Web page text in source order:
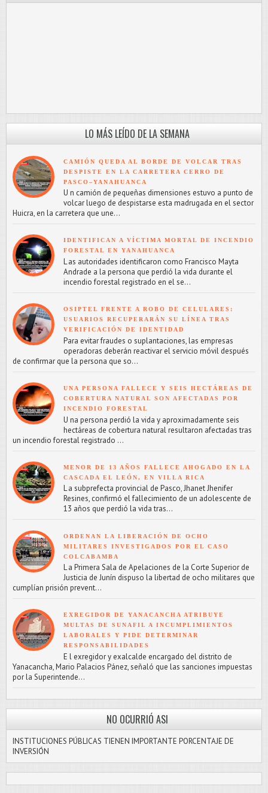
LO MÁS LEÍDO DE LA SEMANA
CAMIÓN QUEDA AL BORDE DE VOLCAR TRAS
DESPISTE EN LA CARRETERA CERRO DE
PASCO–YANAHUANCA
U n camión de pequeñas dimensiones estuvo a punto de
volcar luego de despistarse esta madrugada en el sector
Huicra, en la carretera que une...
IDENTIFICAN A VÍCTIMA MORTAL DE INCENDIO
FORESTAL EN YANAHUANCA
L as autoridades identificaron como Francisco Mayta
Andrade a la persona que perdió la vida durante el
incendio forestal registrado en el se...
OSIPTEL FRENTE A ROBO DE CELULARES:
USUARIOS RECUPERARÁN SU LÍNEA TRAS
VERIFICACIÓN DE IDENTIDAD
Para evitar fraudes o suplantaciones, las empresas
operadoras deberán reactivar el servicio móvil después
de confirmar que la persona que so...
UNA PERSONA FALLECE Y SEIS HECTÁREAS DE
COBERTURA NATURAL SON AFECTADAS POR
INCENDIO FORESTAL
U na persona perdió la vida y aproximadamente seis
hectáreas de cobertura natural resultaron afectadas tras
un incendio forestal registrado ...
MENOR DE 13 AÑOS FALLECE AHOGADO EN LA
CASCADA EL LEÓN, EN VILLA RICA
L a subprefecta provincial de Pasco, Jhanet Jhenifer
Resines, confirmó el fallecimiento de un adolescente de
13 años que perdió la vida tras...
ORDENAN LA LIBERACIÓN DE OCHO
MILITARES INVESTIGADOS POR EL CASO
COLCABAMBA
L a Primera Sala de Apelaciones de la Corte Superior de
Justicia de Junín dispuso la libertad de ocho militares que
cumplían prisión prevent...
EXREGIDOR DE YANACANCHA ATRIBUYE
MULTAS DE SUNAFIL A INCUMPLIMIENTOS
LABORALES Y PIDE DETERMINAR
RESPONSABILIDADES
E l exregidor y exalcalde encargado del distrito de
Yanacancha, Mario Palacios Pánez, señaló que las sanciones impuestas
por la Superintende...
NO OCURRIÓ ASI
INSTITUCIONES PÚBLICAS TIENEN IMPORTANTE PORCENTAJE DE
INVERSIÓN